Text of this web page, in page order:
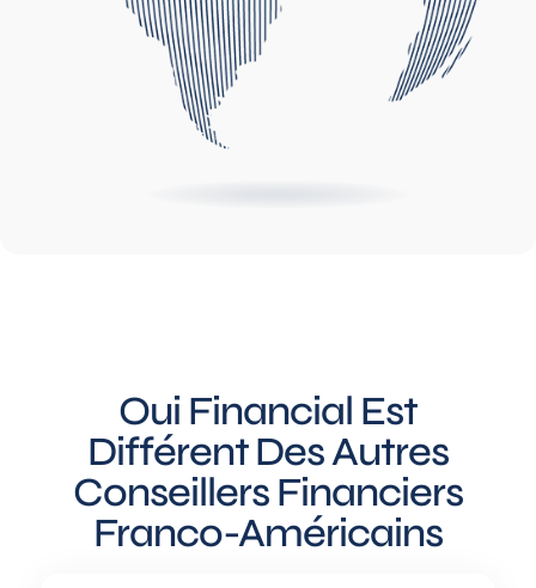
Oui Financial Est
Différent Des Autres
Conseillers Financiers
Franco-Américains